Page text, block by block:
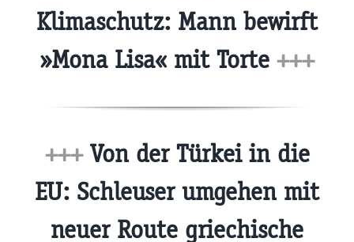
Klimaschutz: Mann bewirft
»Mona Lisa« mit Torte +++
+++Von der Türkei in die
EU: Schleuser umgehen mit
neuer Route griechische